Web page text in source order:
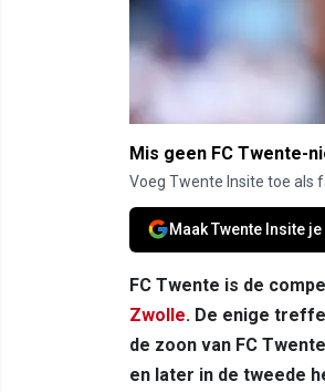
Mis geen FC Twente-
Voeg Twente Insite toe als
Maak Twente Insite
FC Twente is de
Zwolle. De enige
de zoon van FC
en later in de tweede